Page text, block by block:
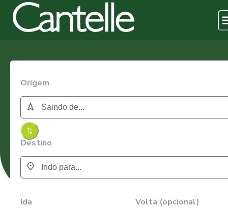
Origem
Destino
Ida Volta (opcional)